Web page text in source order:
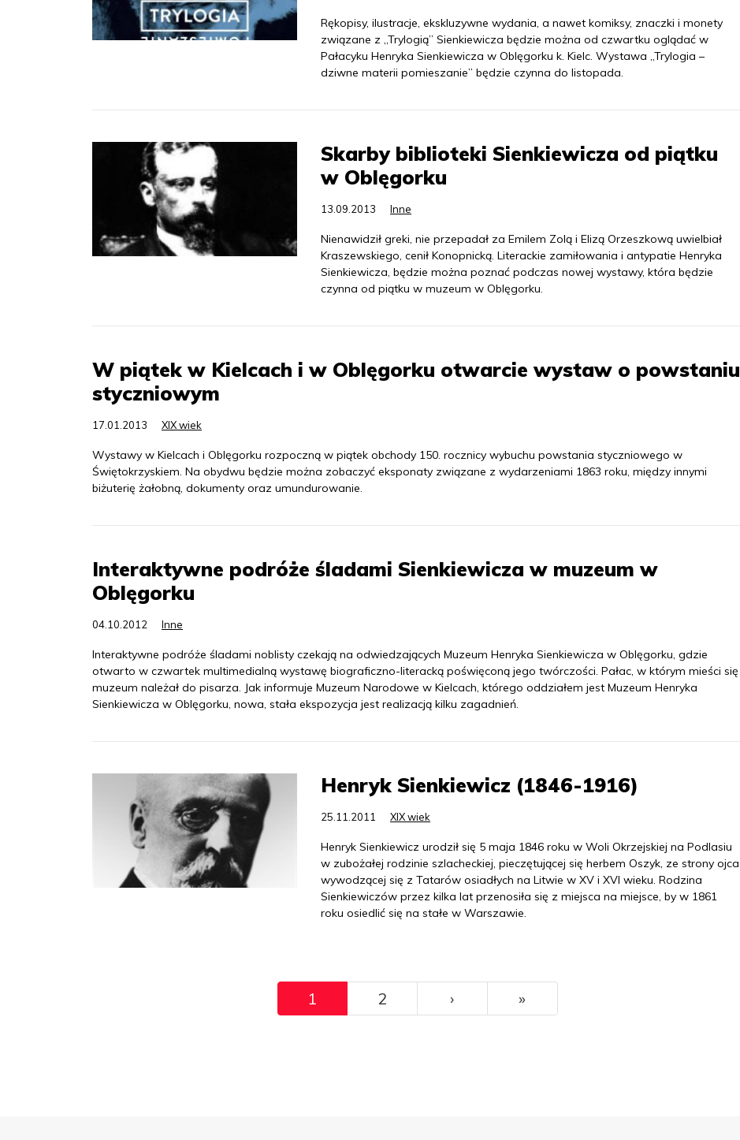
Rękopisy, ilustracje, ekskluzywne wydania, a nawet komiksy, znaczki i monety
związane z „Trylogią” Sienkiewicza będzie można od czwartku oglądać w
Pałacyku Henryka Sienkiewicza w Oblęgorku k. Kielc. Wystawa „Trylogia –
dziwne materii pomieszanie” będzie czynna do listopada.
Skarby biblioteki Sienkiewicza od piątku
w Oblęgorku
13.09.2013 Inne
Nienawidził greki, nie przepadał za Emilem Zolą i Elizą Orzeszkową uwielbiał
Kraszewskiego, cenił Konopnicką. Literackie zamiłowania i antypatie Henryka
Sienkiewicza, będzie można poznać podczas nowej wystawy, która będzie
czynna od piątku w muzeum w Oblęgorku.
W piątek w Kielcach i w Oblęgorku otwarcie wystaw o powstaniu
styczniowym
17.01.2013 XIX wiek
Wystawy w Kielcach i Oblęgorku rozpoczną w piątek obchody 150. rocznicy wybuchu powstania styczniowego w
Świętokrzyskiem. Na obydwu będzie można zobaczyć eksponaty związane z wydarzeniami 1863 roku, między innymi
biżuterię żałobną, dokumenty oraz umundurowanie.
Interaktywne podróże śladami Sienkiewicza w muzeum w
Oblęgorku
04.10.2012 Inne
Interaktywne podróże śladami noblisty czekają na odwiedzających Muzeum Henryka Sienkiewicza w Oblęgorku, gdzie
otwarto w czwartek multimedialną wystawę biograficzno-literacką poświęconą jego twórczości. Pałac, w którym mieści się
muzeum należał do pisarza. Jak informuje Muzeum Narodowe w Kielcach, którego oddziałem jest Muzeum Henryka
Sienkiewicza w Oblęgorku, nowa, stała ekspozycja jest realizacją kilku zagadnień.
Henryk Sienkiewicz (1846-1916)
25.11.2011 XIX wiek
Henryk Sienkiewicz urodził się 5 maja 1846 roku w Woli Okrzejskiej na Podlasiu
w zubożałej rodzinie szlacheckiej, pieczętującej się herbem Oszyk, ze strony ojca
wywodzącej się z Tatarów osiadłych na Litwie w XV i XVI wieku. Rodzina
Sienkiewiczów przez kilka lat przenosiła się z miejsca na miejsce, by w 1861
roku osiedlić się na stałe w Warszawie.
1 2 ››› »Ostatni